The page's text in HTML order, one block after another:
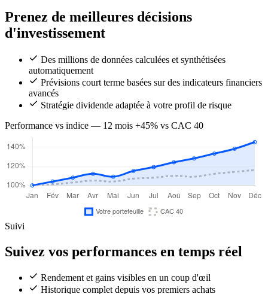
Prenez de meilleures décisions
d'investissement
Des millions de données calculées et synthétisées
automatiquement
Prévisions court terme basées sur des indicateurs financiers
avancés
Stratégie dividende adaptée à votre profil de risque
Performance vs indice — 12 mois +45% vs CAC 40
Suivi
Suivez vos performances en temps réel
Rendement et gains visibles en un coup d'œil
Historique complet depuis vos premiers achats